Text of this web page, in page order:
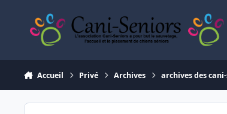
Accueil Privé Archives archives des